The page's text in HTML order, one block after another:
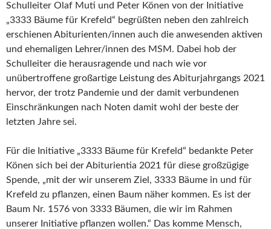
Schulleiter Olaf Muti und Peter Könen von der Initiative
„3333 Bäume für Krefeld“ begrüßten neben den zahlreich
erschienen Abiturienten/innen auch die anwesenden aktiven
und ehemaligen Lehrer/innen des MSM. Dabei hob der
Schulleiter die herausragende und nach wie vor
unübertroffene großartige Leistung des Abiturjahrgangs 2021
hervor, der trotz Pandemie und der damit verbundenen
Einschränkungen nach Noten damit wohl der beste der
letzten Jahre sei.
Für die Initiative „3333 Bäume für Krefeld“ bedankte Peter
Könen sich bei der Abiturientia 2021 für diese großzügige
Spende, „mit der wir unserem Ziel, 3333 Bäume in und für
Krefeld zu pflanzen, einen Baum näher kommen. Es ist der
Baum Nr. 1576 von 3333 Bäumen, die wir im Rahmen
unserer Initiative pflanzen wollen.“ Das komme Mensch,